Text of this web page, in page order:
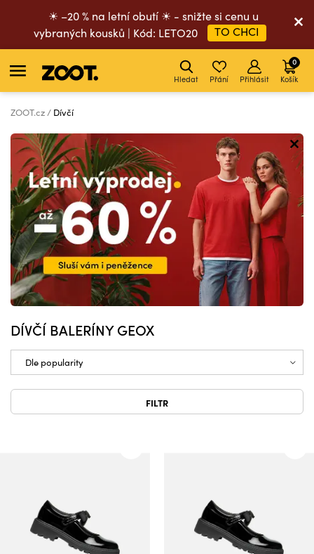
☀ –20 % na letní obutí ☀ - snižte si cenu u
vybraných kousků | Kód: LETO20
TO CHCI
Hledat Přání Přihlásit Košík
0
ZOOT.cz Dívčí
DÍVČÍ BALERÍNY GEOX
FILTR